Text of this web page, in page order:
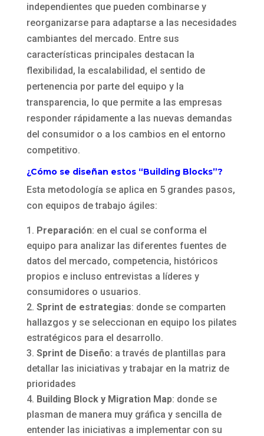
independientes que pueden combinarse y
reorganizarse para adaptarse a las necesidades
cambiantes del mercado. Entre sus
características principales destacan la
flexibilidad, la escalabilidad, el sentido de
pertenencia por parte del equipo y la
transparencia, lo que permite a las empresas
responder rápidamente a las nuevas demandas
del consumidor o a los cambios en el entorno
competitivo.
¿Cómo se diseñan estos “Building Blocks”?
Esta metodología se aplica en 5 grandes pasos,
con equipos de trabajo ágiles:
Preparación: en el cual se conforma el
equipo para analizar las diferentes fuentes de
datos del mercado, competencia, históricos
propios e incluso entrevistas a líderes y
consumidores o usuarios.
Sprint de estrategias: donde se comparten
hallazgos y se seleccionan en equipo los pilates
estratégicos para el desarrollo.
Sprint de Diseño: a través de plantillas para
detallar las iniciativas y trabajar en la matriz de
prioridades
Building Block y Migration Map: donde se
plasman de manera muy gráfica y sencilla de
entender las iniciativas a implementar con su